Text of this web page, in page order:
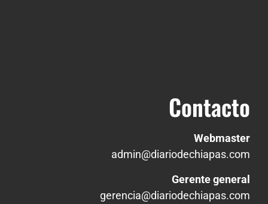
Contacto
Webmaster
admin@diariodechiapas.com
Gerente general
gerencia@diariodechiapas.com